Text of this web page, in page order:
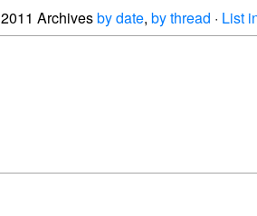
2011 Archivesby date, by thread · List